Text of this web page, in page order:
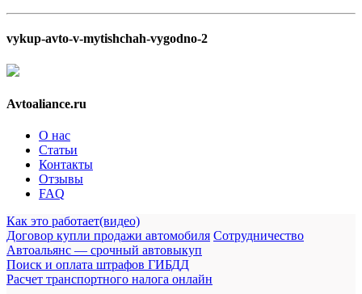
vykup-avto-v-mytishchah-vygodno-2
Avtoaliance.ru
О нас
Статьи
Контакты
Отзывы
FAQ
Как это работает(видео)
Договор купли продажи автомобиля Сотрудничество
Автоальянс — срочный автовыкуп
Поиск и оплата штрафов ГИБДД
Расчет транспортного налога онлайн